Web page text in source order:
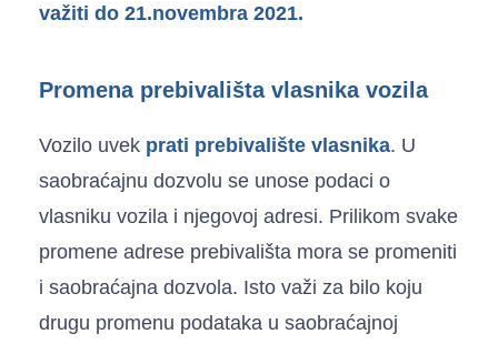
važiti do 21.novembra 2021.
Promena prebivališta vlasnika vozila
Vozilo uvek prati prebivalište vlasnika. U
saobraćajnu dozvolu se unose podaci o
vlasniku vozila i njegovoj adresi. Prilikom svake
promene adrese prebivališta mora se promeniti
i saobraćajna dozvola. Isto važi za bilo koju
drugu promenu podataka u saobraćajnoj